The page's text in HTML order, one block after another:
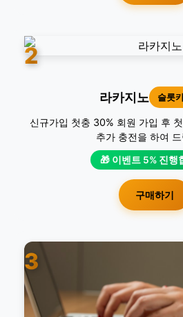
2
라카지노 슬롯
신규가입 첫충 30% 회원 가입 후
추가 충전을 하여
🎁 이벤트 5% 진행
구매하기
3